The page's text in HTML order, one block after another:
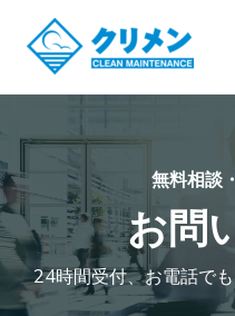
ス
プ
無料相談
お問
24時間受付、お電話で